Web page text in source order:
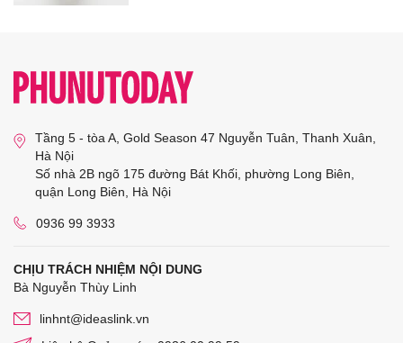
Tầng 5 - tòa A, Gold Season 47 Nguyễn Tuân, Thanh Xuân,
Hà Nội
Số nhà 2B ngõ 175 đường Bát Khối, phường Long Biên,
quận Long Biên, Hà Nội
0936 99 3933
CHỊU TRÁCH NHIỆM NỘI DUNG
Bà Nguyễn Thùy Linh
linhnt@ideaslink.vn